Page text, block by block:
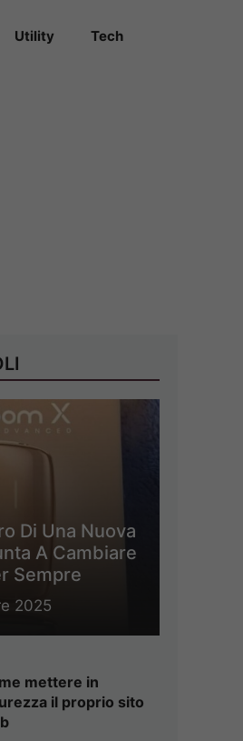
Utility Tech
Di Una Nuova
A Cambiare
Sempre
2025
mettere in
il proprio sito